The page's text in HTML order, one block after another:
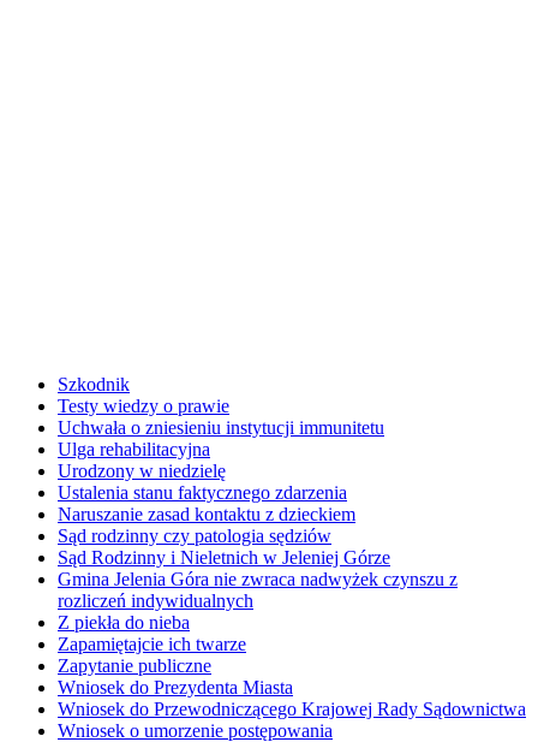
Szkodnik
Testy wiedzy o prawie
Uchwała o zniesieniu instytucji immunitetu
Ulga rehabilitacyjna
Urodzony w niedzielę
Ustalenia stanu faktycznego zdarzenia
Naruszanie zasad kontaktu z dzieckiem
Sąd rodzinny czy patologia sędziów
Sąd Rodzinny i Nieletnich w Jeleniej Górze
Gmina Jelenia Góra nie zwraca nadwyżek czynszu z
rozliczeń indywidualnych
Z piekła do nieba
Zapamiętajcie ich twarze
Zapytanie publiczne
Wniosek do Prezydenta Miasta
Wniosek do Przewodniczącego Krajowej Rady Sądownictwa
Wniosek o umorzenie postępowania